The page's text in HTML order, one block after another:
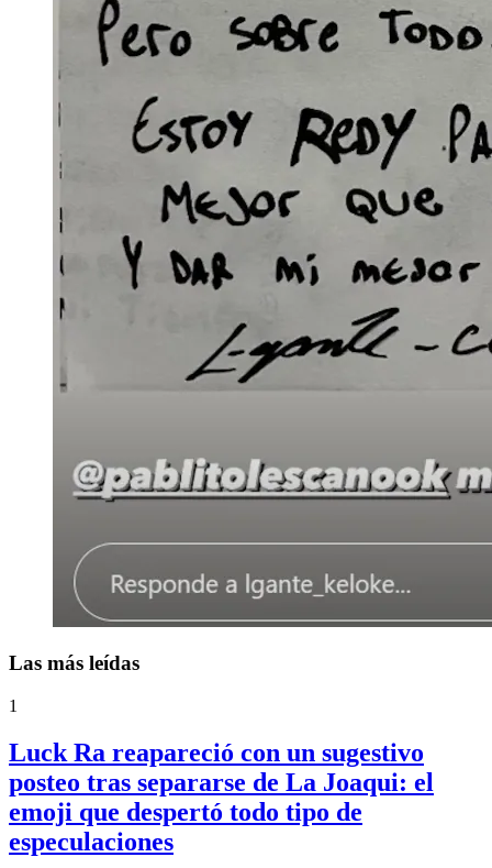
Las más leídas
1
Luck Ra reapareció con un sugestivo
posteo tras separarse de La Joaqui: el
emoji que despertó todo tipo de
especulaciones